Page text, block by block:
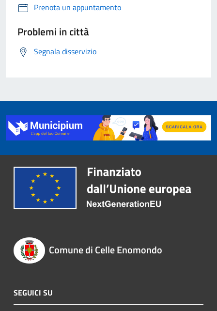
Prenota un appuntamento
Problemi in città
Segnala disservizio
Comune di Celle Enomondo
SEGUICI SU